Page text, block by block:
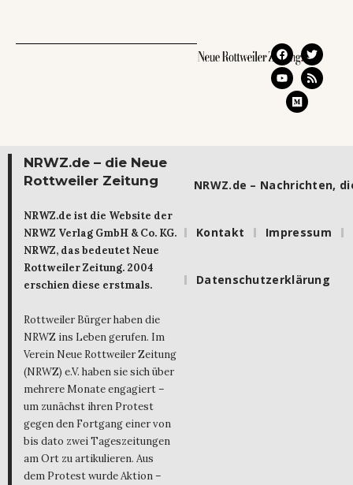
NRWZ.de – die Neue
Rottweiler Zeitung
NRWZ.de ist die Website der
NRWZ Verlag GmbH & Co. KG.
NRWZ, das bedeutet Neue
Rottweiler Zeitung. 2004
erschien diese erstmals.
Rottweiler Bürger haben die
NRWZ ins Leben gerufen. Im
Verein Neue Rottweiler Zeitung
(NRWZ) e.V. haben sie sich über
mehrere Monate engagiert –
um zunächst ihren Protest
gegen den Fortgang einer von
bis dato zwei Tageszeitungen
am Ort zu artikulieren. Aus
dem Protest wurde Aktion –
NRWZ.de – Nachrichten,
Kontakt Impressum
Datenschutzerklärung